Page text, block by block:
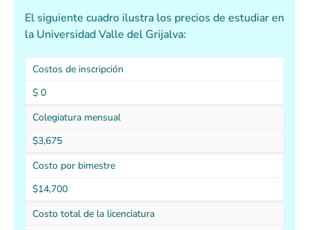
El siguiente cuadro ilustra los precios de estudiar en
la Universidad Valle del Grijalva:
Costos de inscripción
$ 0
Colegiatura mensual
$3,675
Costo por bimestre
$14,700
Costo total de la licenciatura